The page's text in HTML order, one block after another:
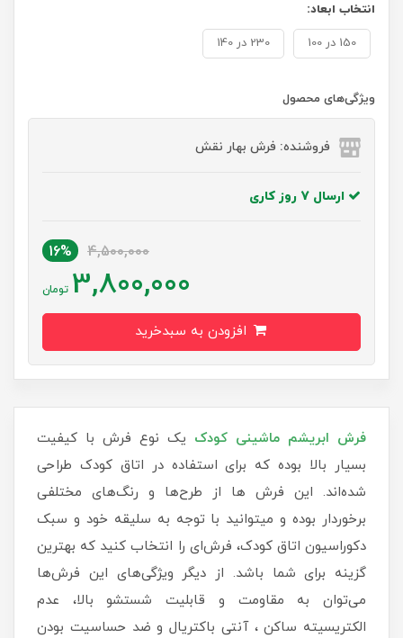
انتخاب ابعاد:
150 در 100 230 در 140
ویژگی‌های محصول
فروشنده: فرش بهار نقش
ارسال 7 روز کاری
4,500,000
16%
3,800,000 تومان
فرش‌ ابریشم ماشینی کودک یک نوع فرش با کیفیت
بسیار بالا بوده که برای استفاده در اتاق کودک طراحی
شده‌اند. این فرش ها از طرح‌ها و رنگ‌های مختلفی
برخوردار بوده و میتوانید با توجه به سلیقه خود و سبک
دکوراسیون اتاق کودک، فرش‌ای را انتخاب کنید که بهترین
گزینه برای شما باشد. از دیگر ویژگی‌های این فرش‌ها
می‌توان به مقاومت و قابلیت شستشو بالا، عدم
الکتریسیته ساکن ، آنتی باکتریال و ضد حساسیت بودن